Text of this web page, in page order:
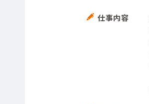
仕事内容